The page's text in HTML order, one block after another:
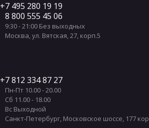
7 495 280 19 19
8 800 555 45 06
9:30 - 21:00 Без выходных
Москва,ул. Вятская, 27, корп.5
7 812 334 87 27
Пн-Пт 10.00 - 20.00
Сб 11.00 - 18.00
Вс Выходной
Санкт-Петербург, Московское шоссе, 177